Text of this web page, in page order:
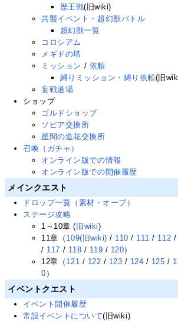
歴王戦(旧wiki)
共襲イベント・超幻獣バトル
超幻獣一覧
コロシアム
メギドの塔
ミッション / 依頼
縛りミッション・縛り依頼(旧
妄戦道場
ショップ
ゴルドショップ
ソピア交換所
星間の造花交換所
召喚（ガチャ）
オンライン版での情報
オンライン版での開催履歴
メインクエスト
ドロップ一覧（素材・オーブ）
ステージ攻略
1～10章 ( 旧wiki)
11章（ 109(旧wiki) / 110 / 111 / 112 /
/ 117 / 118 / 119 / 120）
12章（ 121 / 122 / 123 / 124 / 125 /
0 ）
イベントクエスト
イベント開催履歴
常設イベントについて(旧wiki)